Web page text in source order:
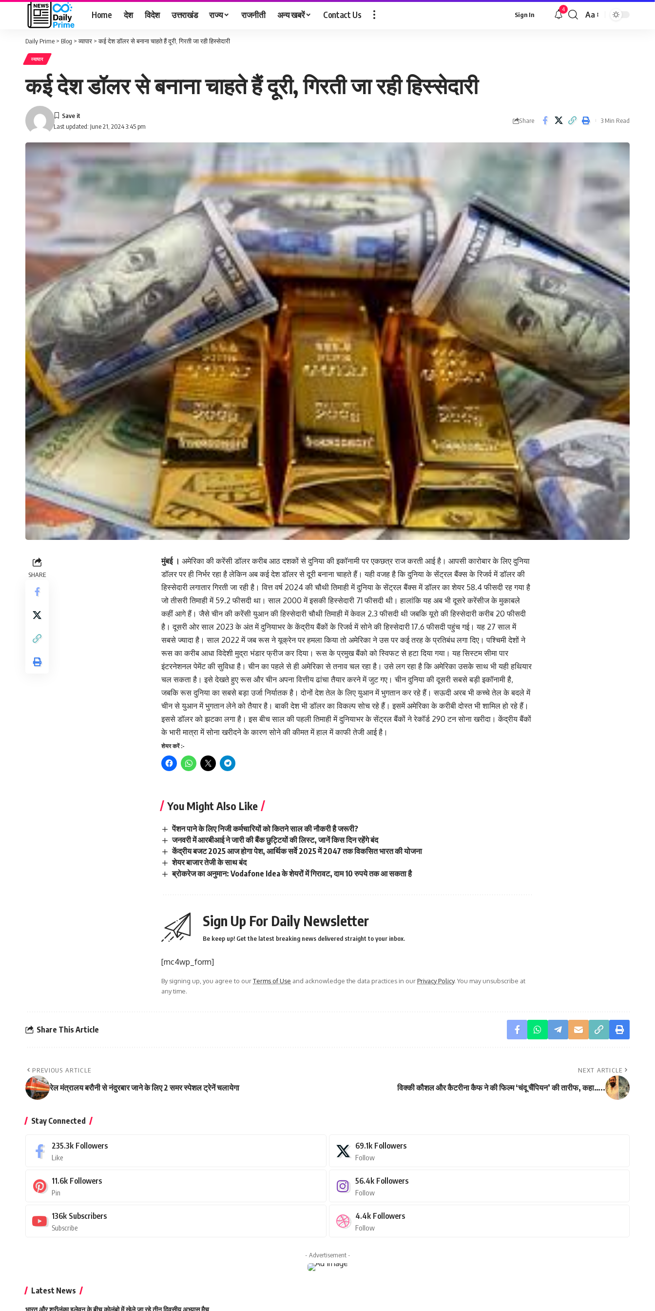
Home देश विदेश उत्तराखंड राज्य राजनीती अन्य खबरें Contact Us Sign In
4
Font
Aa
Daily Prime > Blog >व्यापार >कई देश डॉलर से बनाना चाहते हैं दूरी, ‎गिरती जा रही ‎हिस्सेदारी
व्यापार
कई देश डॉलर से बनाना चाहते हैं दूरी, ‎गिरती जा रही ‎हिस्सेदारी
Last updated: June 21, 2024 3:45 pm
Share 3 Min Read
SHARE
मुंबई । अमेरिका की करेंसी डॉलर करीब आठ दशकों से दुनिया की इकॉनामी पर एकछत्र राज करती आई है। आपसी कारोबार के लिए दुनिया
डॉलर पर ही निर्भर रहा है लेकिन अब कई देश डॉलर से दूरी बनाना चाहते हैं। यही वजह है कि दुनिया के सेंट्रल बैंक्स के रिजर्व में डॉलर की
हिस्सेदारी लगातार गिरती जा रही है। ‎वित्त वर्ष 2024 की चौथी तिमाही में दुनिया के सेंट्रल बैंक्स में डॉलर का शेयर 58.4 फीसदी रह गया है
जो तीसरी तिमाही में 59.2 फीसदी था। साल 2000 में इसकी हिस्सेदारी 71 फीसदी थी। हालांकि यह अब भी दूसरे करेंसीज के मुकाबले
कहीं आगे हैं। जैसे चीन की करेंसी युआन की हिस्सेदारी चौथी तिमाही में केवल 2.3 फीसदी थी जबकि यूरो की हिस्सेदारी करीब 20 फीसदी
है। दूसरी ओर साल 2023 के अंत में दुनियाभर के केंद्रीय बैंकों के रिजर्व में सोने की हिस्सेदारी 17.6 फीसदी पहुंच गई। यह 27 साल में
सबसे ज्यादा है। साल 2022 में जब रूस ने यूक्रेन पर हमला किया तो अमेरिका ने उस पर कई तरह के प्रतिबंध लगा दिए। पश्चिमी देशों ने
रूस का करीब आधा विदेशी मुद्रा भंडार फ्रीज कर दिया। रूस के प्रमुख बैंको को ‎स्विफट से हटा दिया गया। यह सिस्टम सीमा पार
इंटरनेशनल पेमेंट की सुविधा है। चीन का पहले से ही अमेरिका से तनाव चल रहा है। उसे लग रहा है कि अमेरिका उसके साथ भी यही हथियार
चल सकता है। इसे देखते हुए रूस और चीन अपना वित्तीय ढांचा तैयार करने में जुट गए। चीन दुनिया की दूसरी सबसे बड़ी इकॉनामी है,
जबकि रूस दुनिया का सबसे बड़ा उर्जा ‎निर्यातक है। दोनों देश तेल के लिए युआन में भुगतान कर रहे हैं। सऊदी अरब भी कच्चे तेल के बदले में
चीन से युआन में भुगतान लेने को तैयार है। बाकी देश भी डॉलर का विकल्प सोच रहे हैं। इसमें अमेरिका के करीबी दोस्त भी शामिल हो रहे हैं।
इससे डॉलर को झटका लगा है। इस बीच साल की पहली तिमाही में दुनियाभर के सेंट्रल बैंकों ने रेकॉर्ड 290 टन सोना खरीदा। केंद्रीय बैंकों
के भारी मात्रा में सोना खरीदने के कारण सोने की कीमत में हाल में काफी तेजी आई है।
शेयर करें :-
You Might Also Like
पेंशन पाने के लिए निजी कर्मचारियों को कितने साल की नौकरी है जरूरी?
जनवरी में आरबीआई ने जारी की बैंक छुट्टियों की लिस्ट, जानें किस दिन रहेंगे बंद
केंद्रीय बजट 2025 आज होगा पेश, आर्थिक सर्वे 2025 में 2047 तक विकसित भारत की योजना
शेयर बाजार तेजी के साथ बंद
ब्रोकरेज का अनुमान: Vodafone Idea के शेयरों में गिरावट, दाम 10 रुपये तक आ सकता है
Sign Up For Daily Newsletter
Be keep up! Get the latest breaking news delivered straight to your inbox.
[mc4wp_form]
By signing up, you agree to ourTerms of Use and acknowledge the data practices in ourPrivacy Policy. You may unsubscribe at
any time.
Share This Article
PREVIOUS ARTICLE
रेल मंत्रालय बरौनी से नंदुरबार जाने के लिए 2 समर स्पेशल ट्रेनें चलायेगा
NEXT ARTICLE
विक्की कौशल और कैटरीना कैफ ने की फिल्म ‘चंदू चैंपियन’ की तारीफ, कहा…..
Stay Connected
235.3k Followers
Like
69.1k Followers
Follow
11.6k Followers
Pin
56.4k Followers
Follow
136k Subscribers
Subscribe
4.4k Followers
Follow
- Advertisement -
Latest News